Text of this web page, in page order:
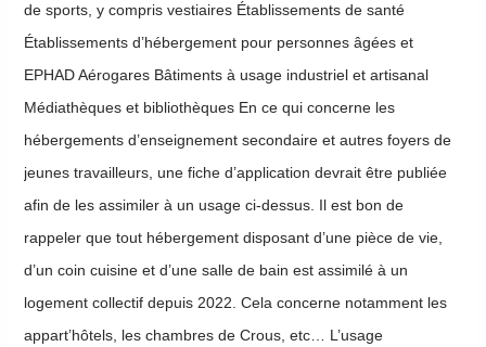
de sports, y compris vestiaires Établissements de santé
Établissements d’hébergement pour personnes âgées et
EPHAD Aérogares Bâtiments à usage industriel et artisanal
Médiathèques et bibliothèques En ce qui concerne les
hébergements d’enseignement secondaire et autres foyers de
jeunes travailleurs, une fiche d’application devrait être publiée
afin de les assimiler à un usage ci-dessus. Il est bon de
rappeler que tout hébergement disposant d’une pièce de vie,
d’un coin cuisine et d’une salle de bain est assimilé à un
logement collectif depuis 2022. Cela concerne notamment les
appart’hôtels, les chambres de Crous, etc… L’usage